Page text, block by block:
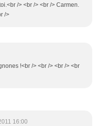
/> <br /> <br /> Carmen.
/>
!<br /> <br /> <br /> <br
16:00